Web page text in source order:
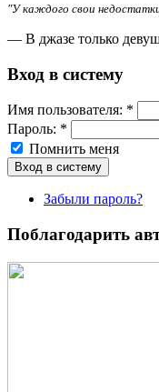
"У каждого свои
— В джазе только
Вход в систему
Имя пoльзовaтeля: *
Пароль: *
Помнить меня
Забыли пароль?
Поблагодарить